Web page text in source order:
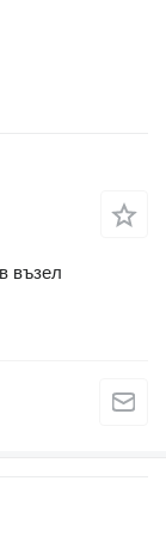
възел